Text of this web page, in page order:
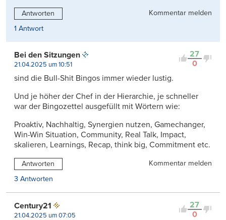
Antworten
Kommentar melden
1 Antwort
27
0
Bei den Sitzungen
21.04.2025 um 10:51
sind die Bull-Shit Bingos immer wieder lustig.
Und je höher der Chef in der Hierarchie, je schneller
war der Bingozettel ausgefüllt mit Wörtern wie:
Proaktiv, Nachhaltig, Synergien nutzen, Gamechanger,
Win-Win Situation, Community, Real Talk, Impact,
skalieren, Learnings, Recap, think big, Commitment etc.
Antworten
Kommentar melden
3 Antworten
27
0
Century21
21.04.2025 um 07:05